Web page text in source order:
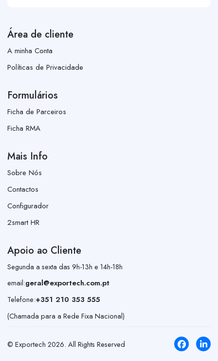
Área de cliente
A minha Conta
Políticas de Privacidade
Formulários
Ficha de Parceiros
Ficha RMA
Mais Info
Sobre Nós
Contactos
Configurador
2smart HR
Apoio ao Cliente
Segunda a sexta das 9h-13h e 14h-18h
email:geral@exportech.com.pt
Telefone:+351 210 353 555
(Chamada para a Rede Fixa Nacional)
© Exportech 2026. All Rights Reserved